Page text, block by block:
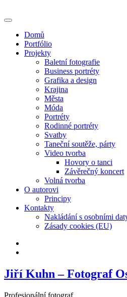
to
Domů
Portfólio
Projekty
Baletní fotografie
Business portréty
Grafika a design
Krajina
Města
Móda
Portréty
Rodinné portréty
Svatby
Taneční soutěže, párty
Video tvorba
Hovory o tanci
Závěrečný koncert
Volná tvorba
O autorovi
Principy
Kontakty
Nakládání s osobními
Zásady cookies (EU)
Jiří Kuhn – Fotograf
Profesionální fotograf